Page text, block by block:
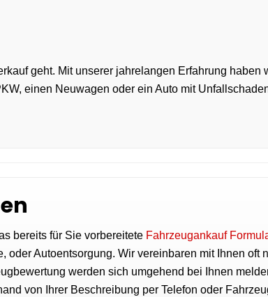
geht. Mit unserer jahrelangen Erfahrung haben
einen Neuwagen oder ein Auto mit
bereits für Sie vorbereitete Fahrzeugankauf
oder Autoentsorgung. Wir vereinbaren mit Ihnen oft
werden sich umgehend bei Ihnen
von Ihrer Beschreibung per Telefon oder